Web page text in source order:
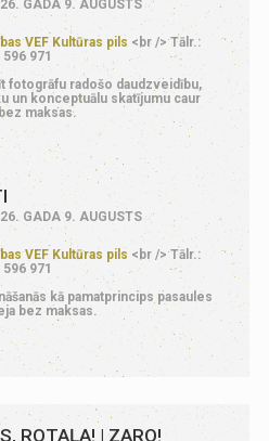
GADA 9. AUGUSTS
VEF Kultūras pils <br /> Tālr.:
971
fotogrāfu radošo daudzveidību,
un konceptuālu skatījumu caur
maksas.
GADA 9. AUGUSTS
VEF Kultūras pils <br /> Tālr.:
971
kā pamatprincips pasaules
bez maksas.
ROTAĻA! | ZARO!